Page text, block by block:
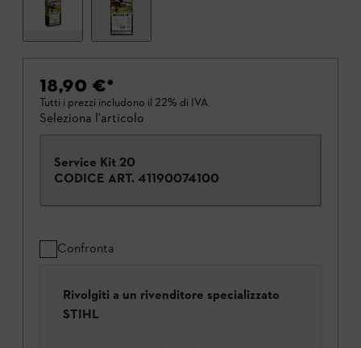
18,90 €*
Tutti i prezzi includono il 22% di IVA.
Seleziona l'articolo
Service Kit 20
CODICE ART. 41190074100
Confronta
Rivolgiti a un rivenditore specializzato
STIHL